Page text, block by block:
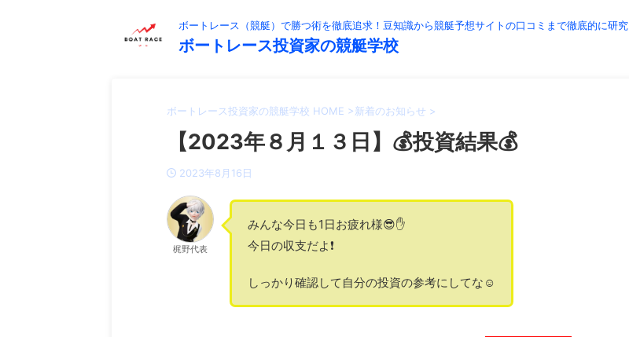
ボートレース（競艇）で勝つ術を徹底追求！豆知識から競艇予想サイトの口コミまで徹底的に研究
ボートレース投資家の競艇学校
ボートレース投資家の競艇学校 HOME >新着のお知らせ >
【2023年８月１３日】💰投資結果💰
2023年8月16日
梶野代表
みんな今日も1日お疲れ様😎✋
今日の収支だよ❗️
しっかり確認して自分の投資の参考にしてな☺️